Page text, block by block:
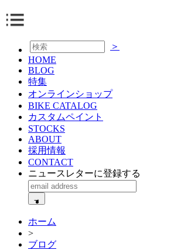
＞
HOME
BLOG
特集
オンラインショップ
BIKE CATALOG
カスタムペイント
STOCKS
ABOUT
採用情報
CONTACT
ニュースレターに登録する
ホーム
>
ブログ